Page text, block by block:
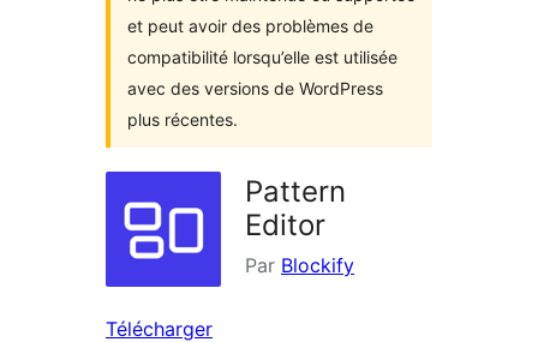
et peut avoir des problèmes de
compatibilité lorsqu’elle est utilisée
avec des versions de WordPress
plus récentes.
Pattern
Editor
Par Blockify
Télécharger